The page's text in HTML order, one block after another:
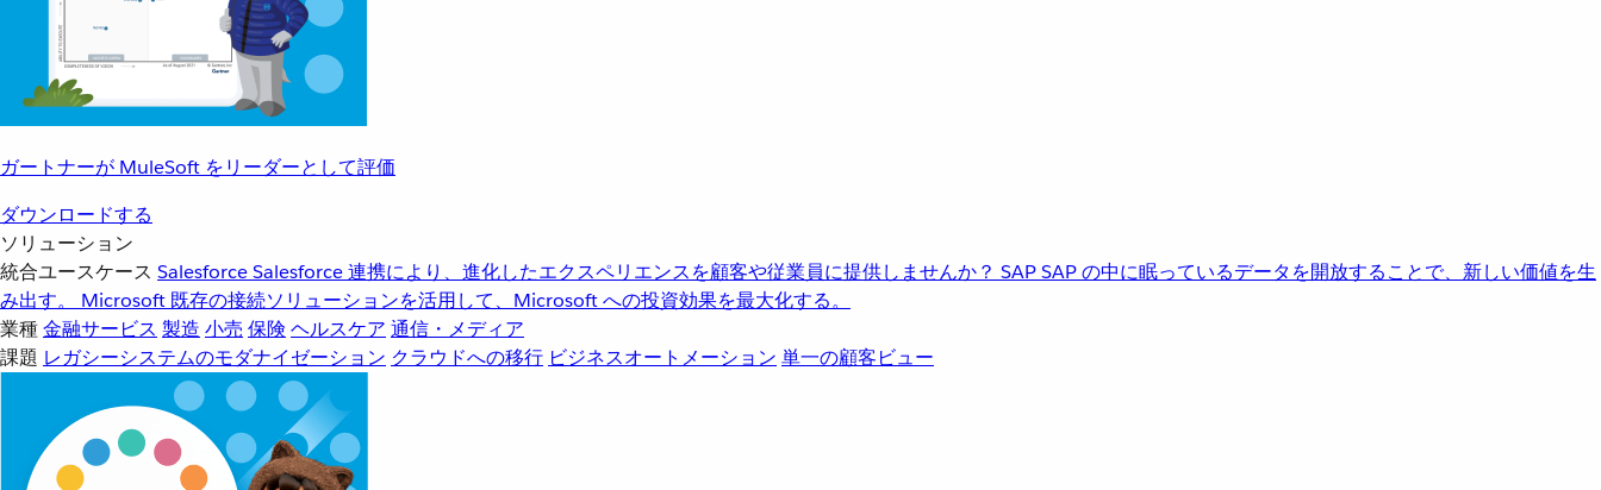
ガートナーが MuleSoft をリーダーとして評価
ダウンロードする
ソリューション
統合ユースケース SalesforceSalesforce 連携により、進化したエクスペリエンスを顧客や従業員に提供しませんか？ SAPSAP の中に眠っているデータを開放することで、新しい価値を生
み出す。
Microsoft 既存の接続ソリューションを活用して、Microsoft への投資効果を最大化する。
業種金融サービス 製造 小売 保険 ヘルスケア 通信・メディア
課題 レガシーシステムのモダナイゼーション クラウドへの移行 ビジネスオートメーション 単一の顧客ビュー